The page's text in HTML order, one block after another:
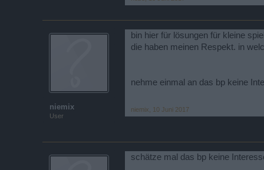
niemix
User
bin hier für lösungen für kleine
die haben meinen Respekt. in
nehme einmal an das bp keine
niemix
10 Juni 2017
schätze mal das bp keine